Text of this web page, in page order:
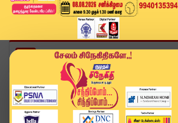
Home
வீடியோ ஸ்டோரி
🔴Live: மாற்றுக் கட்சியினர் இணைப்பு